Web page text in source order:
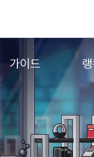
가이드
게임정보
직업소개
확률형 아이템
NOW
컨텐